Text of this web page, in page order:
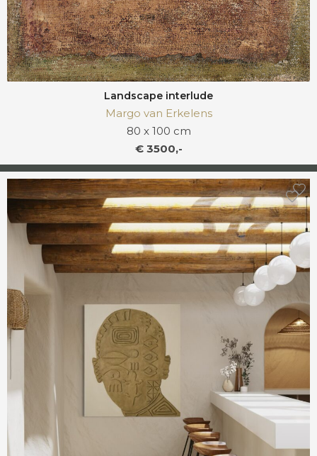
Landscape interlude
Margo van Erkelens
80 x 100 cm
€ 3500,-